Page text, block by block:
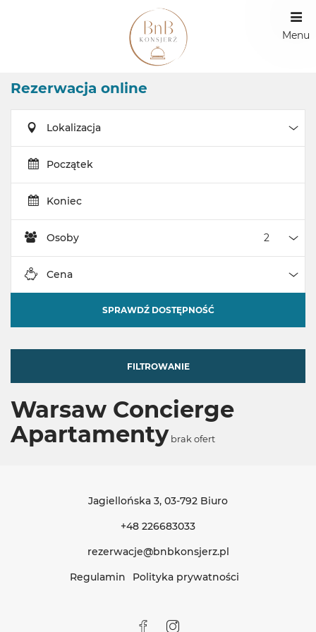
Menu
Rezerwacja online
Lokalizacja
Początek
Koniec
Osoby
Cena
SPRAWDŹ DOSTĘPNOŚĆ
FILTROWANIE
Warsaw Concierge
Apartamenty brak ofert
Jagiellońska 3, 03-792 Biuro
+48 226683033
rezerwacje@bnbkonsjerz.pl
Regulamin
Polityka prywatności